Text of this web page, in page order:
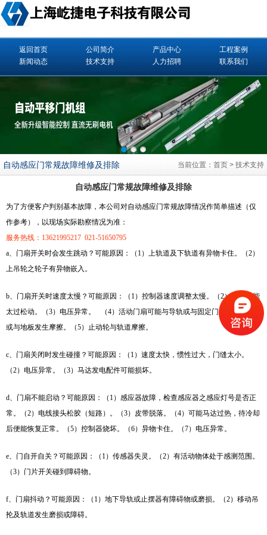
返回首页 公司简介 产品中心
工程案例
新闻动态
技术支持 人力招聘 联系我们
自动感应门常规故障维修及排除 当前位置： 首页 > 技术支持
自动感应门常规故障维修及排除
为了方便客户判别基本故障，本公司对自动感应门常规故障情况作简单描述（仅
作参考），以现场实际勘察情况为准：
服务热线：13621995217 021-51650795
a、门扇开关时会发生跳动？可能原因：（1）上轨道及下轨道有异物卡住。（2）
上吊轮之轮子有异物嵌入。
b、门扇开关时速度太慢？可能原因：（1）控制器速度调整太慢。（2）皮带可能
太过松动。
（3）电压异常。 （4）活动门扇可能与导轨或与固定门扇发生摩擦
或与地板发生摩擦。（5）止动轮与轨道摩擦。
c、门扇关闭时发生碰撞？可能原因：（1）速度太快，惯性过大，门缝太小。
（2）电压异常。（3）马达发电配件可能损坏。
d、门扇不能启动？可能原因：（1）感应器故障，检查感应器之感应灯号是否正
常。（2）电线接头松胶（短路）。（3）皮带脱落。（4）可能马达过热，待冷却
后便能恢复正常。（5）控制器烧坏。（6）异物卡住。（7）电压异常。
e、门自开自关？可能原因：（1）传感器失灵。（2）有活动物体处于感测范围。
（3）门片开关碰到障碍物。
f、门扇抖动？可能原因：（1）地下导轨或止摆器有障碍物或磨损。（2）移动吊
抡及轨道发生磨损或障碍。